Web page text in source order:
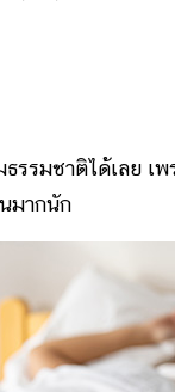
ชาติได้เลย เพร
มากนัก